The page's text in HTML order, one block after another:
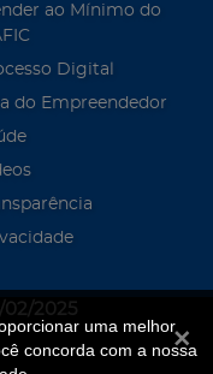
uma melhor
concorda com a nossa
ao Mínimo do
Digital
do Empreendedor
02/2025